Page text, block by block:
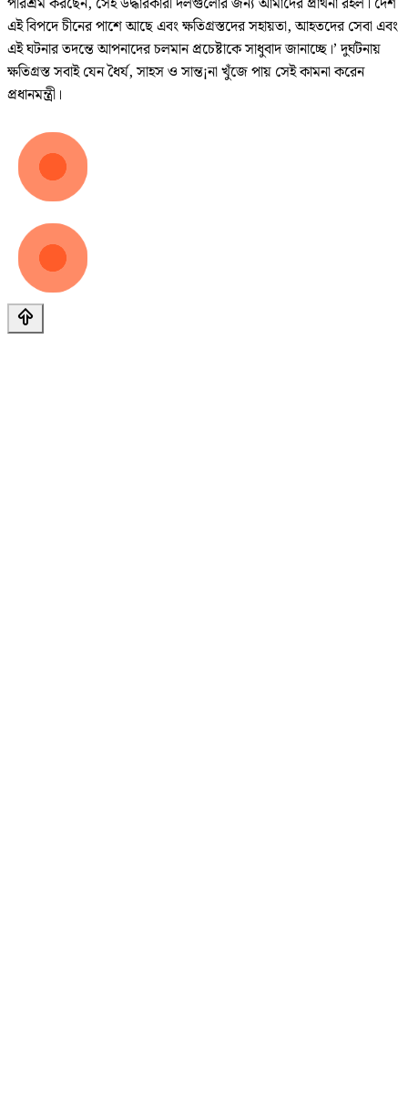
এই বিপদে চীনের পাশে আছে এবং ক্ষতিগ্রস্তদের সহায়তা, আহতদের সেবা এবং
এই ঘটনার তদন্তে আপনাদের চলমান প্রচেষ্টাকে সাধুবাদ জানাচ্ছে।’ দুর্ঘটনায়
ক্ষতিগ্রস্ত সবাই যেন ধৈর্য, সাহস ও সান্ত¡না খুঁজে পায় সেই কামনা করেন
প্রধানমন্ত্রী।